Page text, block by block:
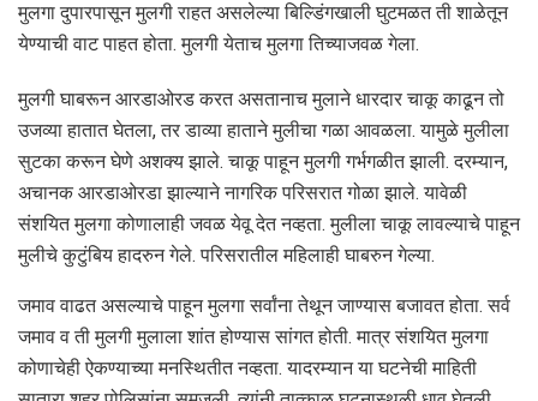
मुलगा दुपारपासून मुलगी राहत असलेल्या बिल्डिंगखाली घुटमळत ती शाळेतून
येण्याची वाट पाहत होता. मुलगी येताच मुलगा तिच्याजवळ गेला.
मुलगी घाबरून आरडाओरड करत असतानाच मुलाने धारदार चाकू काढून तो
उजव्या हातात घेतला, तर डाव्या हाताने मुलीचा गळा आवळला. यामुळे मुलीला
सुटका करून घेणे अशक्य झाले. चाकू पाहून मुलगी गर्भगळीत झाली. दरम्यान,
अचानक आरडाओरडा झाल्याने नागरिक परिसरात गोळा झाले. यावेळी
संशयित मुलगा कोणालाही जवळ येवू देत नव्हता. मुलीला चाकू लावल्याचे पाहून
मुलीचे कुटुंबिय हादरुन गेले. परिसरातील महिलाही घाबरुन गेल्या.
जमाव वाढत असल्याचे पाहून मुलगा सर्वांना तेथून जाण्यास बजावत होता. सर्व
जमाव व ती मुलगी मुलाला शांत होण्यास सांगत होती. मात्र संशयित मुलगा
कोणाचेही ऐकण्याच्या मनस्थितीत नव्हता. यादरम्यान या घटनेची माहिती